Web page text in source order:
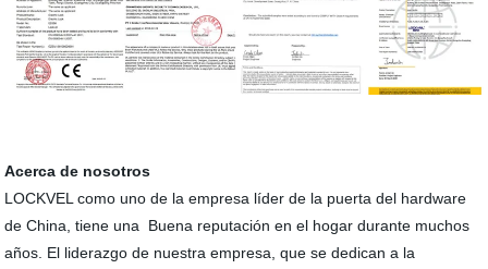
Acerca de nosotros
LOCKVEL como uno de la empresa líder de la puerta del hardware
de China, tiene una Buena reputación en el hogar durante muchos
años. El liderazgo de nuestra empresa, que se dedican a la